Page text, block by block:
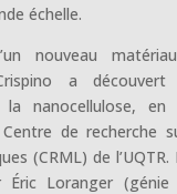
échelle.
nouveau
a découvert
nanocellulose, en
de recherche
(CRML) de l’UQTR.
Éric Loranger (génie